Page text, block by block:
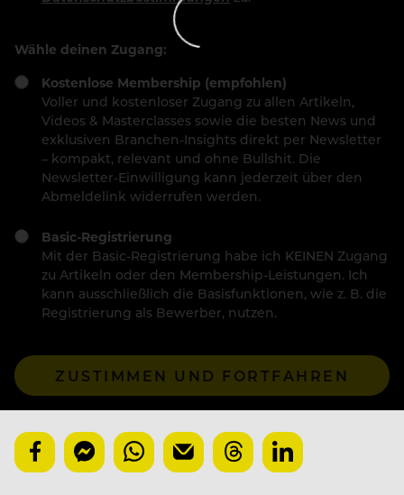
Wähle deinen Zugang:
Kostenlose Membership (empfohlen)
Voller und kostenloser Zugang zu allen Artikeln,
Videos & Masterclasses sowie die besten News und
exklusiven Branchen-Insights direkt per Newsletter
– kompakt, relevant und ohne Bullshit. Die
Newsletter-Einwilligung kann jederzeit über den
Abmeldelink widerrufen werden.
Basic-Registrierung
Mit der Basic-Registrierung habe ich KEINEN Zugang
zu Artikeln oder den Membership-Leistungen. Ich
kann ausschließlich die Basisfunktionen, wie z. B. die
Registrierung als Bewerber, nutzen.
ZUSTIMMEN UND FORTFAHREN